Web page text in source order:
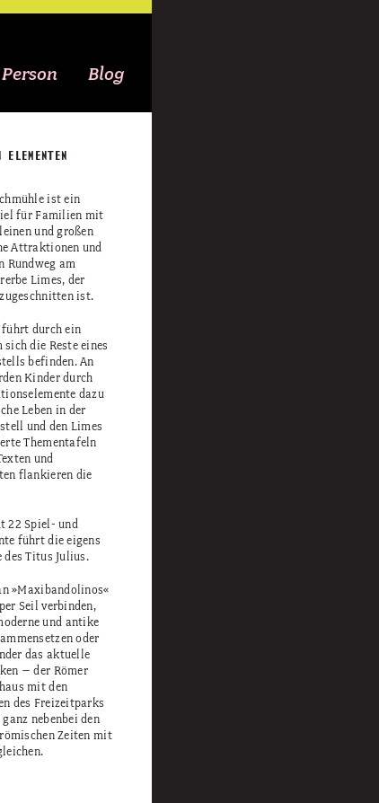
Person Blog
ist ein
für Familien mit
und großen
Attraktionen und
Rundweg am
Limes, der
ist.
durch ein
die Reste eines
befinden. An
Kinder durch
dazu
Leben in der
und den Limes
Thementafeln
und
flankieren die
22 Spiel- und
führt die eigens
Titus Julius.
»Maxibandolinos«
Seil verbinden,
und antike
oder
das aktuelle
– der Römer
mit den
des Freizeitparks
nebenbei den
Zeiten mit